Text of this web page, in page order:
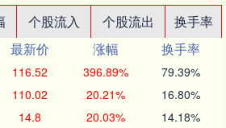
个股流入 个股流出
换手率
最新价 涨幅
换手率
116.52 396.89% 79.39%
110.02 20.21% 16.80%
14.8 20.03% 14.18%